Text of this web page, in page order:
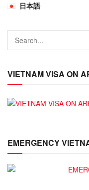
日本語
VIETNAM VISA ON
EMERGENCY